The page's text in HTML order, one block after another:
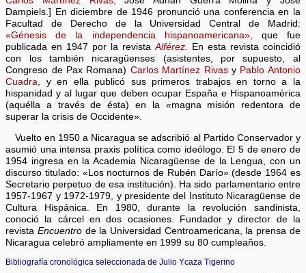
Dampiels.] En diciembre de 1946 pronunció una conferencia en la
Facultad de Derecho de la Universidad Central de Madrid:
«Génesis de la independencia hispanoamericana»,
que fue
publicada en 1947 por la revista Alférez.
En esta revista coincidió
con los también nicaragüenses (asistentes, por supuesto, al
Congreso de Pax Romana) Carlos Martínez Rivasy Pablo Antonio
Cuadra,
y en ella publicó sus primeros trabajos en torno a la
hispanidad y al lugar que deben ocupar España e Hispanoamérica
(aquélla a través de ésta) en la «magna misión redentora de
superar la crisis de Occidente».
Vuelto en 1950 a Nicaragua se adscribió al Partido Conservador y
asumió una intensa praxis política como ideólogo. El 5 de enero de
1954 ingresa en la Academia Nicaragüense de la Lengua, con un
discurso titulado: «Los nocturnos de Rubén Darío» (desde 1964 es
Secretario perpetuo de esa institución). Ha sido parlamentario entre
1957-1967 y 1972-1979, y presidente del Instituto Nicaragüense de
Cultura Hispánica. En 1980, durante la revolución sandinista,
conoció la cárcel en dos ocasiones. Fundador y director de la
revista Encuentrode la Universidad Centroamericana, la prensa de
Nicaragua celebró ampliamente en 1999 su 80 cumpleaños.
Bibliografía cronológica seleccionada de Julio Ycaza Tigerino